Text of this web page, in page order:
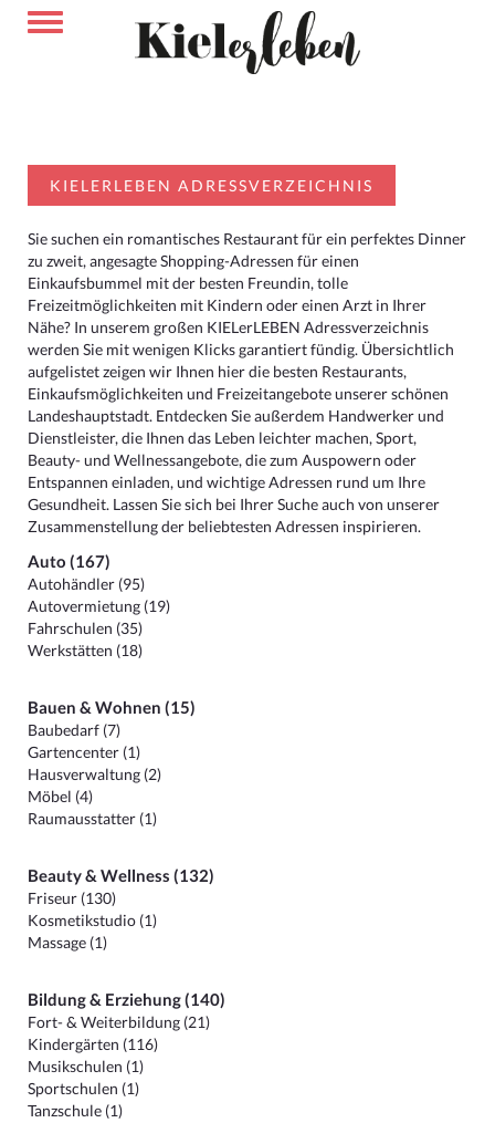
KIELERLEBEN ADRESSVERZEICHNIS
Sie suchen ein romantisches Restaurant für ein perfektes Dinner
zu zweit, angesagte Shopping-Adressen für einen
Einkaufsbummel mit der besten Freundin, tolle
Freizeitmöglichkeiten mit Kindern oder einen Arzt in Ihrer
Nähe? In unserem großen KIELerLEBEN Adressverzeichnis
werden Sie mit wenigen Klicks garantiert fündig. Übersichtlich
aufgelistet zeigen wir Ihnen hier die besten Restaurants,
Einkaufsmöglichkeiten und Freizeitangebote unserer schönen
Landeshauptstadt. Entdecken Sie außerdem Handwerker und
Dienstleister, die Ihnen das Leben leichter machen, Sport,
Beauty- und Wellnessangebote, die zum Auspowern oder
Entspannen einladen, und wichtige Adressen rund um Ihre
Gesundheit. Lassen Sie sich bei Ihrer Suche auch von unserer
Zusammenstellung der beliebtesten Adressen inspirieren.
Auto (167)
Autohändler (95)
Autovermietung (19)
Fahrschulen (35)
Werkstätten (18)
Bauen & Wohnen (15)
Baubedarf (7)
Gartencenter (1)
Hausverwaltung (2)
Möbel (4)
Raumausstatter (1)
Beauty & Wellness (132)
Friseur (130)
Kosmetikstudio (1)
Massage (1)
Bildung & Erziehung (140)
Fort- & Weiterbildung (21)
Kindergärten (116)
Musikschulen (1)
Sportschulen (1)
Tanzschule (1)